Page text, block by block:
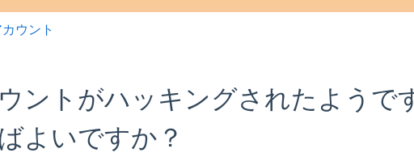
ウント
ントがハッキングされたようで
よいですか？